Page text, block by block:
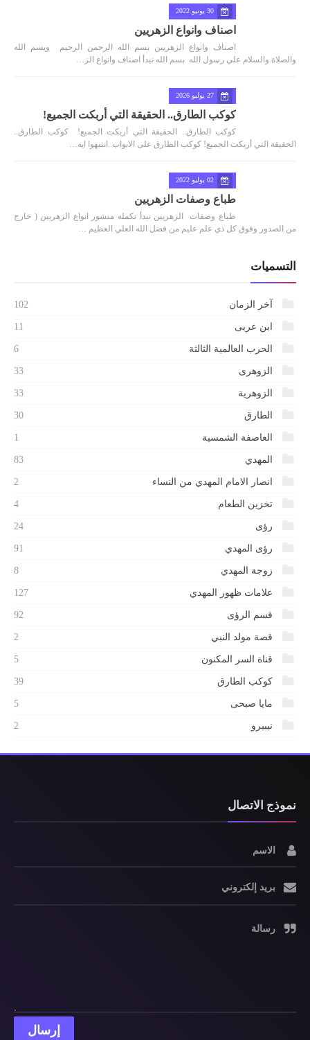
30 يونيو 2022
اصناف وانواع الزهريين
اصناف وانواع الزهريين بسم الله الرحمن الرحيم ويسم الله
والصلاة والسلام علي رسول الله بسم الله نبدأ اصناف وانواع الز…
27 يوليو 2026
كوكب الطارق.. الحقيقة التي أربكت الجميع!
كوكب الطارق.. الحقيقة التي أربكت الجميع! كوكب الطارق..
الحقيقة التي أربكت الجميع! كوكب الطارق على الابواب..انتبهوا ايه…
02 يوليو 2022
طباع وصفات الزهريين
طباع وصفات الزهريين نبدأ تكمله منشور انواع الزهريين ( خارج
من الصدور وفوق كل ذي علم عليم من فضل الله العلي العظيم …
التسميات
آخر الزمان 102
ابن عربى 11
الحرب العالمية الثالثة 6
الزوهرى 33
الزوهرية 33
الطارق 30
العاصفة الشمسية 1
المهدي 83
انصار الامام المهدي من النساء 2
تخزين الطعام 4
رؤى 24
رؤى المهدي 91
زوجة المهدي 8
علامات ظهور المهدي 127
قسم الرؤى 92
قصة مولد النبي 2
قناة السر المكنون 5
كوكب الطارق 39
مايا صبحى 5
نيبيرو 2
نموذج الاتصال
الاسم
بريد إلكتروني
رسالة